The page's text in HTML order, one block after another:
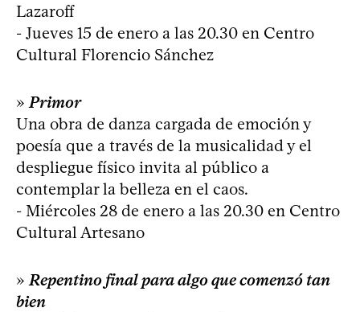
Lazaroff
- Jueves 15 de enero a las 20.30 en Centro
Cultural Florencio Sánchez
» Primor
Una obra de danza cargada de emoción y
poesía que a través de la musicalidad y el
despliegue físico invita al público a
contemplar la belleza en el caos.
- Miércoles 28 de enero a las 20.30 en Centro
Cultural Artesano
» Repentino final para algo que comenzó tan
bien